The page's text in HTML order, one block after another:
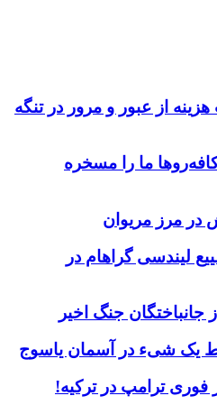
از عبور و مرور در تنگه
ما را مسخره
در مرز مریوان
لیندسی گراهام در
جانباختگان جنگ اخیر
یک شیء در آسمان یاسوج
فوری ترامپ در ترکیه!